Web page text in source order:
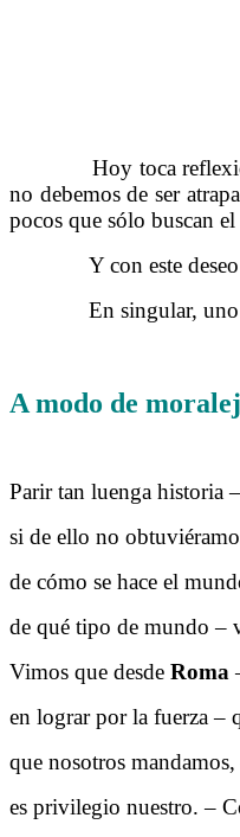
………Hoy toca
no debemos de ser
pocos que sólo buscan
Y con este
En singular, uno
A modo de
Parir tan luenga historia
si de ello no
de cómo se hace el
de qué tipo de mundo –
Vimos que desde Roma
en lograr por la fuerza –
que nosotros
es privilegio nuestro. –